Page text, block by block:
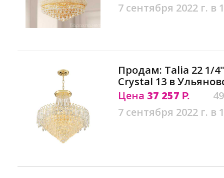
7 сентября 2022 г. в
Продам: Talia 22 1/
Crystal 13 в
Цена 37 257 Р.
7 сентября 2022 г. в